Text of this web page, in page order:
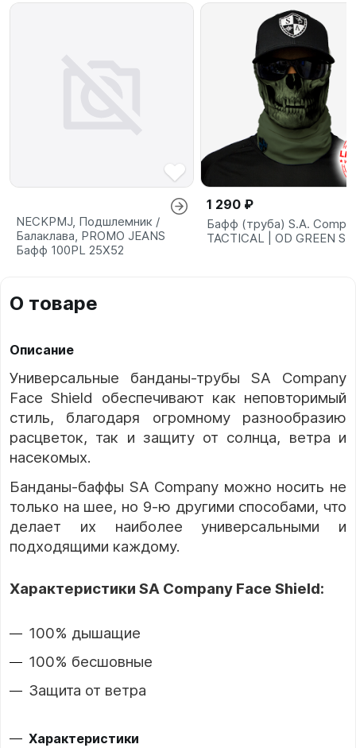
NECKPMJ, Подшлемник /
Балаклава, PROMO JEANS
Бафф 100PL 25X52
1 290 ₽
Бафф (труба) S.A.
TACTICAL | OD GREEN
О товаре
Описание
Универсальные банданы-трубы SA Company
Face Shield обеспечивают как неповторимый
стиль, благодаря огромному разнообразию
расцветок, так и защиту от солнца, ветра и
насекомых.
Банданы-баффы SA Company можно носить не
только на шее, но 9-ю другими способами, что
делает их наиболее универсальными и
подходящими каждому.
Характеристики SA Company Face Shield:
100% дышащие
100% бесшовные
Защита от ветра
Характеристики